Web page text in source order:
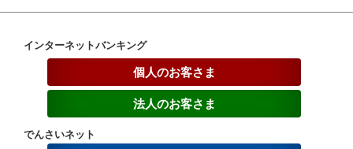
インターネットバンキング
個人のお客さま
法人のお客さま
でんさいネット